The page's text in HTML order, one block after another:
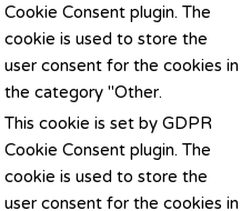
Cookie Consent plugin. The
cookie is used to store the
user consent for the cookies in
the category "Other.
This cookie is set by GDPR
Cookie Consent plugin. The
cookie is used to store the
user consent for the cookies in